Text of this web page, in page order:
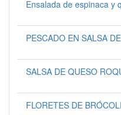
Ensalada de espinaca y
PESCADO EN SALSA
SALSA DE QUESO
FLORETES DE